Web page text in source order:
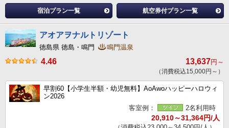
宿泊プラン一覧 航空券付プラン一覧
アオアヲナルトリゾート
徳島県 徳島・鳴門 鳴門温泉
4.46 13,637円～
（消費税込15,000円～）
早割60【小学生半額・幼児無料】AoAwoハッピーハロウィ
ン2026
客室例：
2名利用時
20,910～31,364円/人